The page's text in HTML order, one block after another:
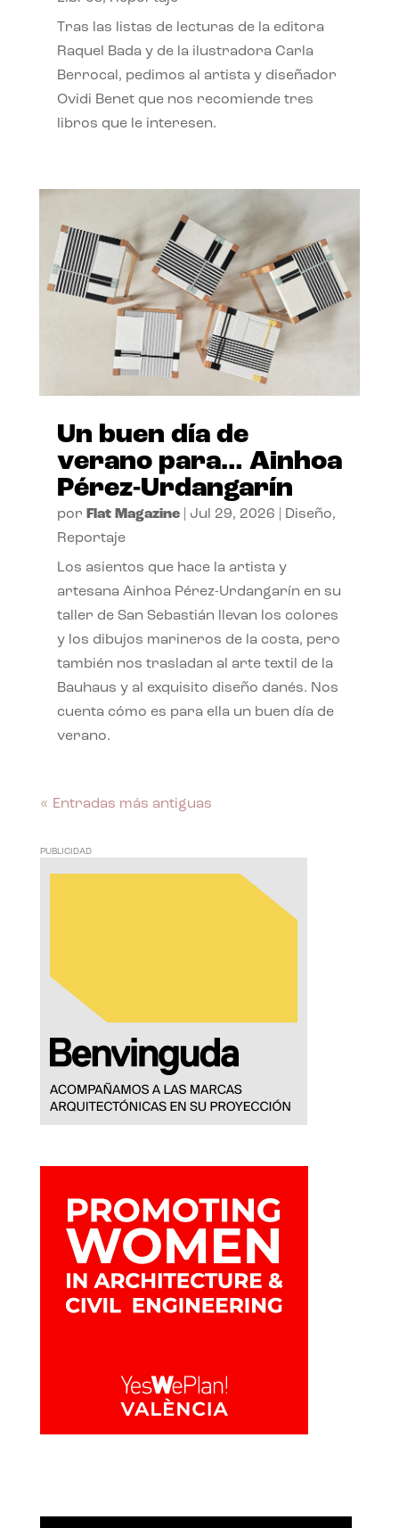
Tras las listas de lecturas de la editora
Raquel Bada y de la ilustradora Carla
Berrocal, pedimos al artista y diseñador
Ovidi Benet que nos recomiende tres
libros que le interesen.
Un buen día de
verano para… Ainhoa
Pérez-Urdangarín
por Flat Magazine| Jul 29, 2026 Diseño,
Reportaje
Los asientos que hace la artista y
artesana Ainhoa Pérez-Urdangarín en su
taller de San Sebastián llevan los colores
y los dibujos marineros de la costa, pero
también nos trasladan al arte textil de la
Bauhaus y al exquisito diseño danés. Nos
cuenta cómo es para ella un buen día de
verano.
« Entradas más antiguas
PUBLICIDAD